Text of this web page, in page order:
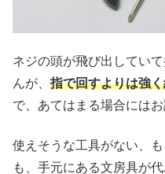
ネジの頭が飛び出してい
んが、 指で回すよりは強
で、あてはまる場合にはお
使えそうな工具がない、
も、手元にある文房具が